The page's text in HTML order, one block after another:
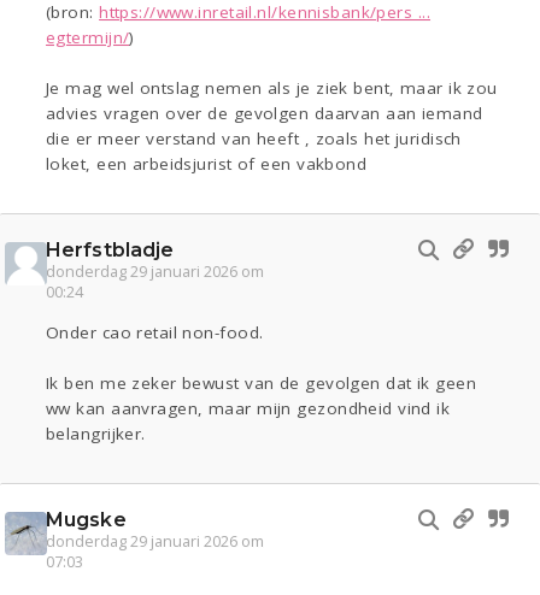
(bron:https://www.inretail.nl/kennisbank/pers ...
egtermijn/)
Je mag wel ontslag nemen als je ziek bent, maar ik zou
advies vragen over de gevolgen daarvan aan iemand
die er meer verstand van heeft , zoals het juridisch
loket, een arbeidsjurist of een vakbond
Herfstbladje
donderdag 29 januari 2026 om
00:24
Onder cao retail non-food.
Ik ben me zeker bewust van de gevolgen dat ik geen
ww kan aanvragen, maar mijn gezondheid vind ik
belangrijker.
Mugske
donderdag 29 januari 2026 om
07:03